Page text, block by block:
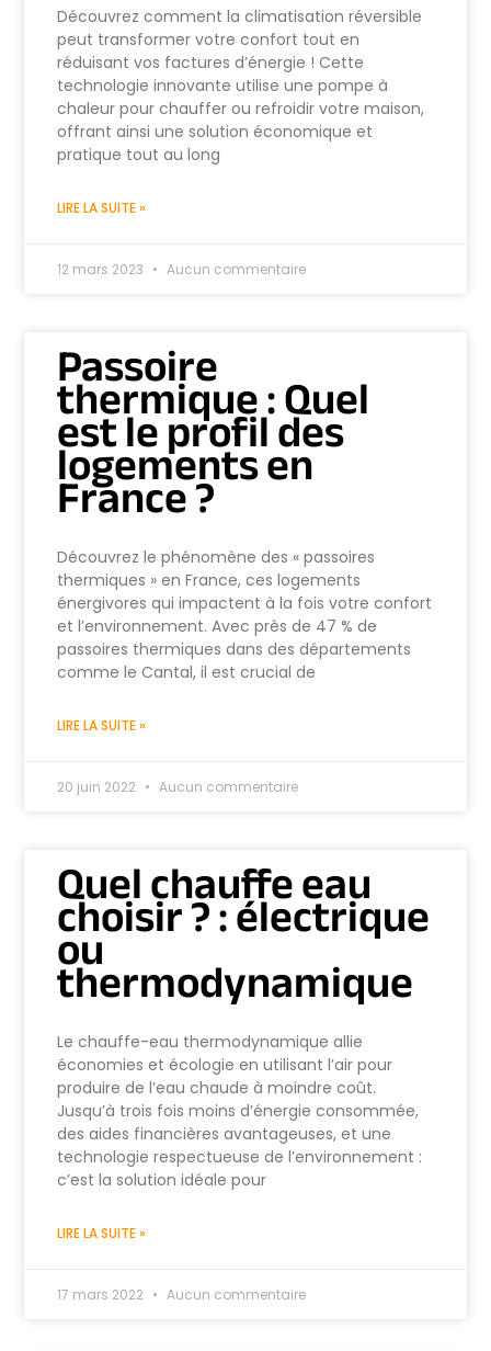
Découvrez comment la climatisation réversible
peut transformer votre confort tout en
réduisant vos factures d’énergie ! Cette
technologie innovante utilise une pompe à
chaleur pour chauffer ou refroidir votre maison,
offrant ainsi une solution économique et
pratique tout au long
LIRE LA SUITE »
12 mars 2023 Aucun commentaire
Passoire
thermique : Quel
est le profil des
logements en
France ?
Découvrez le phénomène des « passoires
thermiques » en France, ces logements
énergivores qui impactent à la fois votre confort
et l’environnement. Avec près de 47 % de
passoires thermiques dans des départements
comme le Cantal, il est crucial de
LIRE LA SUITE »
20 juin 2022 Aucun commentaire
Quel chauffe eau
choisir ? : électrique
ou
thermodynamique
Le chauffe-eau thermodynamique allie
économies et écologie en utilisant l’air pour
produire de l’eau chaude à moindre coût.
Jusqu’à trois fois moins d’énergie consommée,
des aides financières avantageuses, et une
technologie respectueuse de l’environnement :
c’est la solution idéale pour
LIRE LA SUITE »
17 mars 2022 Aucun commentaire